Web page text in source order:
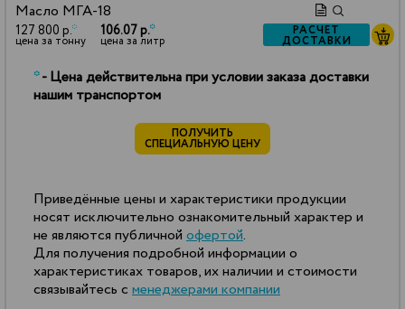
Масло МГА-18
127 800 р.*
цена за тонну
106.07 р.*
цена за литр
РАСЧЕТ
ДОСТАВКИ
*- Цена действительна при условии заказа доставки
нашим транспортом
ПОЛУЧИТЬ
СПЕЦИАЛЬНУЮ ЦЕНУ
Приведённые цены и характеристики продукции
носят исключительно ознакомительный характер и
не являются публичной офертой.
Для получения подробной информации о
характеристиках товаров, их наличии и стоимости
связывайтесь с менеджерами компании